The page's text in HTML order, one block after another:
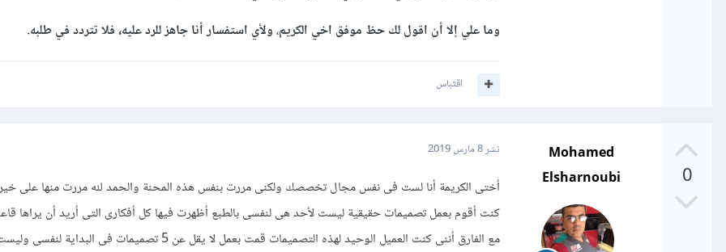
وما علي إلا أن اقول لك حظ موفق اخي الكريم،ولأي استفسار أنا جاهز للرد عليه، فلا تتردد في طلبه.
اقتباس
0
Mohamed
Elsharnoubi
نشر8 مارس 2019
أختى الكريمة أنا لست فى نفس مجال تخصصك ولكنى مررت بنفس هذه المحنة والحمد لله مررت منها على
كنت أقوم بعمل تصميمات حقيقية ليست لأحد هى لنفسى بالطبع أظهرت فيها كل أفكارى التى أريد أن يراها
مع الفارق أننى كنت العميل الوحيد لهذه التصميمات قمت بعمل لا يقل عن 5 تصميمات